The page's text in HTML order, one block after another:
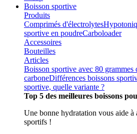
Boisson sportive
Produits
Comprimés d'électrolytes
sportive en poudreCarboloader
Accessoires
Bouteilles
Articles
Boisson sportive avec 80 grammes
carboneDifférences boissons
sportive, quelle variante ?
Top 5 des meilleures boissons
Une bonne hydratation vous aide à
sportifs !